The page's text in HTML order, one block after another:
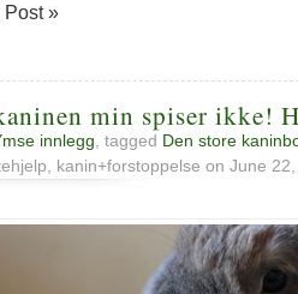
Post »
min spiser ikke!
innlegg , tagged Den store
kanin+forstoppelse on June